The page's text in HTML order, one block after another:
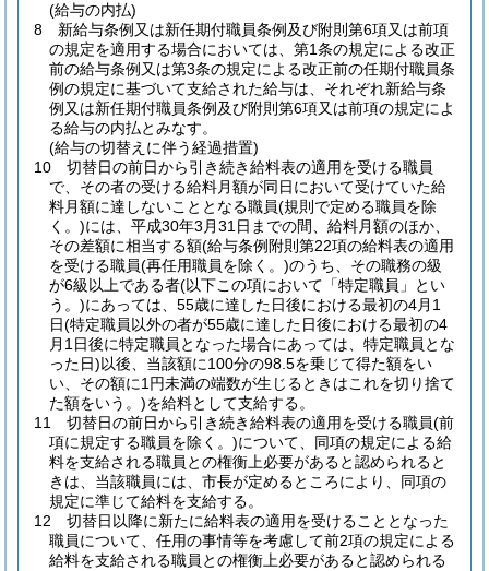
(給与の内払)
8
新給与条例又は新任期付職員条例及び附則第6項又は前項
の規定を適用する場合においては、第1条の規定による改正
前の給与条例又は第3条の規定による改正前の任期付職員条
例の規定に基づいて支給された給与は、それぞれ新給与条
例又は新任期付職員条例及び附則第6項又は前項の規定によ
る給与の内払とみなす。
(給与の切替えに伴う経過措置)
10
切替日の前日から引き続き給料表の適用を受ける職員
で、その者の受ける給料月額が同日において受けていた給
料月額に達しないこととなる職員(規則で定める職員を除
く。)には、平成30年3月31日までの間、給料月額のほか、
その差額に相当する額(給与条例附則第22項の給料表の適用
を受ける職員(再任用職員を除く。)のうち、その職務の級
が6級以上である者(以下この項において「特定職員」とい
う。)にあっては、55歳に達した日後における最初の4月1
日(特定職員以外の者が55歳に達した日後における最初の4
月1日後に特定職員となった場合にあっては、特定職員とな
った日)以後、当該額に100分の98.5を乗じて得た額をい
い、その額に1円未満の端数が生じるときはこれを切り捨て
た額をいう。)を給料として支給する。
11
切替日の前日から引き続き給料表の適用を受ける職員(前
項に規定する職員を除く。)について、同項の規定による給
料を支給される職員との権衡上必要があると認められると
きは、当該職員には、市長が定めるところにより、同項の
規定に準じて給料を支給する。
12
切替日以降に新たに給料表の適用を受けることとなった
職員について、任用の事情等を考慮して前2項の規定による
給料を支給される職員との権衡上必要があると認められる